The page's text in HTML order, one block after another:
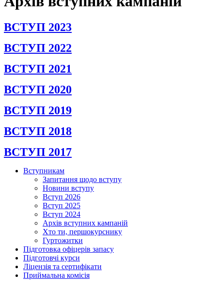
ВСТУП 2023
ВСТУП 2022
ВСТУП 2021
ВСТУП 2020
ВСТУП 2019
ВСТУП 2018
ВСТУП 2017
Вступникам
Запитання щодо вступу
Новини вступу
Вступ 2026
Вступ 2025
Вступ 2024
Архів вступних кампаній
Хто ти, першокурснику
Гуртожитки
Підготовка офіцерів запасу
Підготовчі курси
Ліцензія та сертифікати
Приймальна комісія